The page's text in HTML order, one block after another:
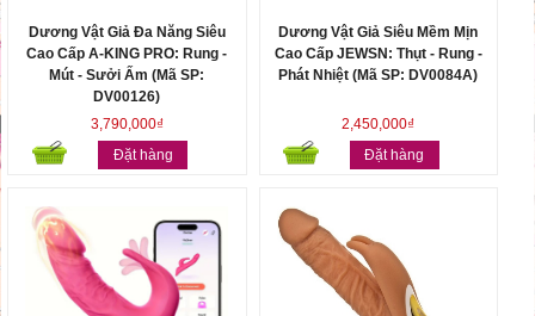
Dương Vật Giả Đa Năng Siêu
Cao Cấp A-KING PRO: Rung -
Mút - Sưởi Ấm (Mã SP:
DV00126)
3,790,000₫
Đặt hàng
Dương Vật Giả Siêu Mềm Mịn
Cao Cấp JEWSN: Thụt - Rung -
Phát Nhiệt (Mã SP: DV0084A)
2,450,000₫
Đặt hàng